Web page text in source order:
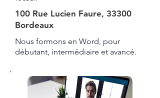
100 Rue Lucien Faure, 33300
Bordeaux
Nous formons en Word, pour
débutant, intermédiaire et avancé.